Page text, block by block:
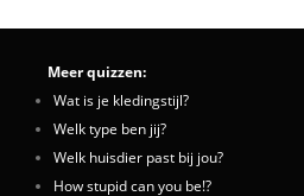
Meer quizzen:
Wat is je kledingstijl?
Welk type ben jij?
Welk huisdier past bij jou?
How stupid can you be!?